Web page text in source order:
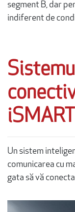
segment B, dar
indiferent de
iSMART
Un sistem
comunicarea cu
gata să vă